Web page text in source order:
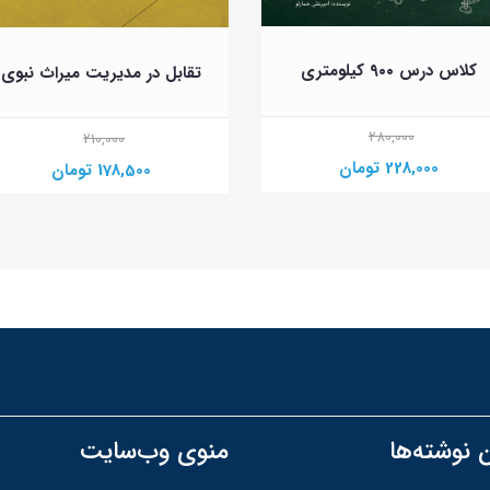
کلاس درس ۹۰۰ کیلومتری
280,000
228,000 تومان
تقابل در مدیریت میراث نبوی
210,000
178,500 تومان
نوشته‌ها منوی وب‌سایت